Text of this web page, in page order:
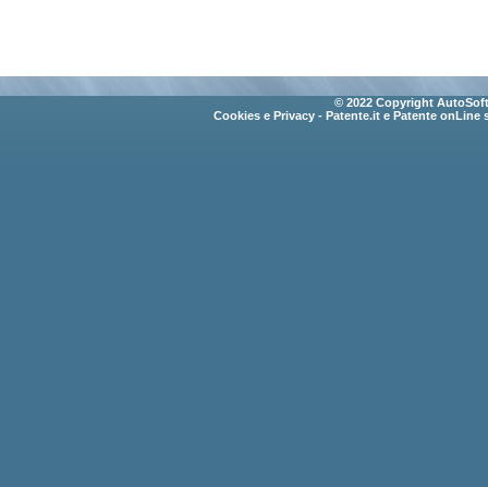
© 2022 Copyright
Cookies e Privacy - Patente.it e Patente onLine